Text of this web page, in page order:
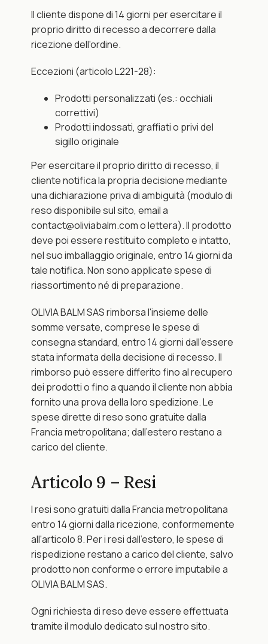
Il cliente dispone di 14 giorni per esercitare il
proprio diritto di recesso a decorrere dalla
ricezione dell'ordine.
Eccezioni (articolo L221-28):
Prodotti personalizzati (es.: occhiali
correttivi)
Prodotti indossati, graffiati o privi del
sigillo originale
Per esercitare il proprio diritto di recesso, il
cliente notifica la propria decisione mediante
una dichiarazione priva di ambiguità (modulo di
reso disponibile sul sito, email a
contact@oliviabalm.com o lettera). Il prodotto
deve poi essere restituito completo e intatto,
nel suo imballaggio originale, entro 14 giorni da
tale notifica. Non sono applicate spese di
riassortimento né di preparazione.
OLIVIA BALM SAS rimborsa l'insieme delle
somme versate, comprese le spese di
consegna standard, entro 14 giorni dall'essere
stata informata della decisione di recesso. Il
rimborso può essere differito fino al recupero
dei prodotti o fino a quando il cliente non abbia
fornito una prova della loro spedizione. Le
spese dirette di reso sono gratuite dalla
Francia metropolitana; dall'estero restano a
carico del cliente.
Articolo 9 – Resi
I resi sono gratuiti dalla Francia metropolitana
entro 14 giorni dalla ricezione, conformemente
all'articolo 8. Per i resi dall'estero, le spese di
rispedizione restano a carico del cliente, salvo
prodotto non conforme o errore imputabile a
OLIVIA BALM SAS.
Ogni richiesta di reso deve essere effettuata
tramite il modulo dedicato sul nostro sito.